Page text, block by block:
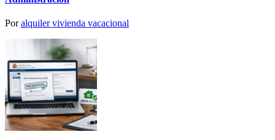
Poralquiler vivienda vacacional